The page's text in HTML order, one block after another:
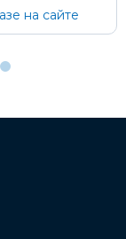
на сайте